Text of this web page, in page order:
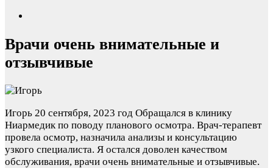
Врачи очень внимательные и
отзывчивые
Игорь 20 сентября, 2023 год Обращался в клинику
Ниармедик по поводу планового осмотра. Врач-терапевт
провела осмотр, назначила анализы и консультацию
узкого специалиста. Я остался доволен качеством
обслуживания, врачи очень внимательные и отзывчивые.